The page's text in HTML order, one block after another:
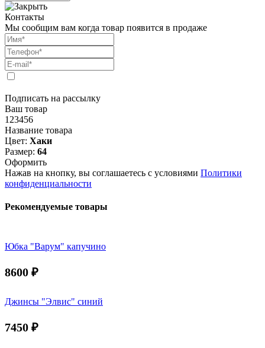
Контакты
Мы сообщим вам когда товар появится в продаже
Подписать на рассылку
Ваш товар
123456
Название товара
Цвет: Хаки
Размер: 64
Оформить
Нажав на кнопку, вы соглашаетесь с условиями Политики
конфиденциальности
Рекомендуемые товары
Юбка "Варум" капучино
8600 ₽
Джинсы "Элвис" синий
7450 ₽